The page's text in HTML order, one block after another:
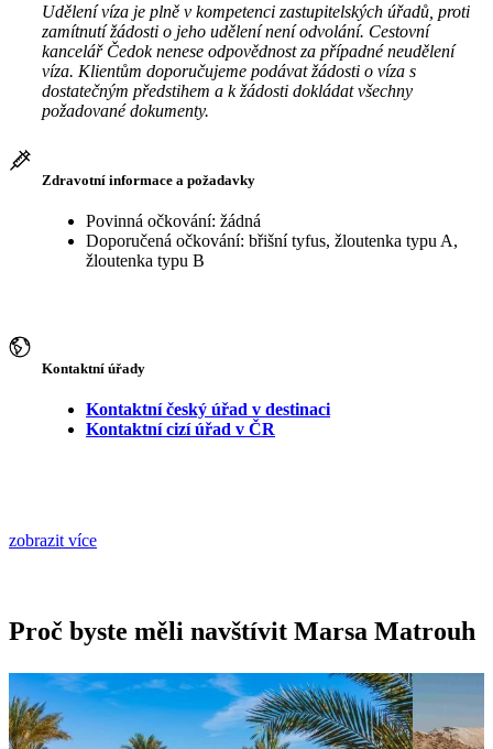
Udělení víza je plně v kompetenci zastupitelských úřadů, proti
zamítnutí žádosti o jeho udělení není odvolání. Cestovní
kancelář Čedok nenese odpovědnost za případné neudělení
víza. Klientům doporučujeme podávat žádosti o víza s
dostatečným předstihem a k žádosti dokládat všechny
požadované dokumenty.
Zdravotní informace a požadavky
Povinná očkování: žádná
Doporučená očkování: břišní tyfus, žloutenka typu A,
žloutenka typu B
Kontaktní úřady
Kontaktní český úřad v destinaci
Kontaktní cizí úřad v ČR
zobrazit více
Proč byste měli navštívit Marsa Matrouh